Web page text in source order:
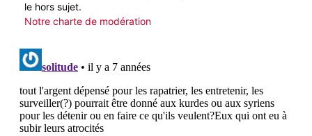
le hors sujet.
Notre charte de modération